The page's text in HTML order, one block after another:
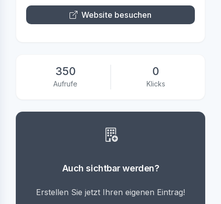
Website besuchen
350
Aufrufe
0
Klicks
Auch sichtbar werden?
Erstellen Sie jetzt Ihren eigenen Eintrag!